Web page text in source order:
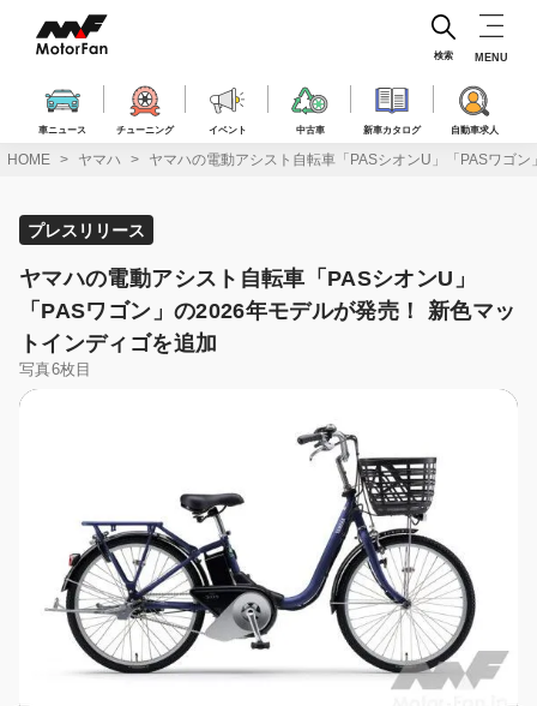
ス
車ニュース チューニング イベント 中古車 新車カタログ 自動車求人
検索 MENU
HOME ヤマハ ヤマハの電動アシスト自転車「PASシオンU」「PASワゴ
プレスリリース
ヤマハの電動アシスト自転車「PASシオンU」
「PASワゴン」の2026年モデルが発売！ 新色マッ
トインディゴを追加
写真6枚目